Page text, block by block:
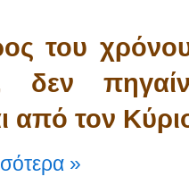
του
δεν
από τον
»